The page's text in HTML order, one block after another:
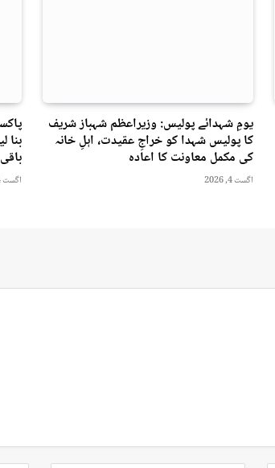
یومِ شہدائے پولیس: وزیراعظم شہباز شریف
کا پولیس شہدا کو خراجِ عقیدت، اہلِ خانہ
کی مکمل معاونت کا اعادہ
اگست 4, 2026
باقی
اگست 4, 2026